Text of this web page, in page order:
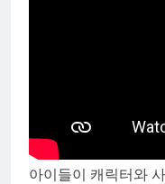
아이들이 캐릭터와